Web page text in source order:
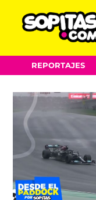
content
REPORTAJES
Gran Premio de
Turquía